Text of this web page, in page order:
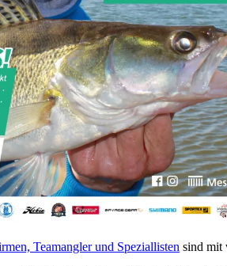
Teamangler und Speziallisten sind mit